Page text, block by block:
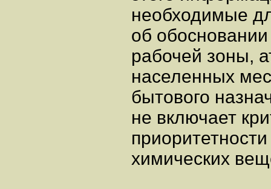
необходимые
об
рабочей зоны,
населенных
бытового
не включает
химических